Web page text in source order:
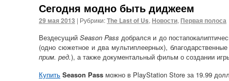
Сегодня модно быть диджеем
29 мая 2013 | Рубрики:The Last of Us, Новости, Первая полоса
ВездесущийSeason Pass добрался и до
(одно сюжетное и два мультиплеерных),
прим. ред.), а также документальный фильм о создании
Купить Season Pass можно в PlayStation Store за 19.99